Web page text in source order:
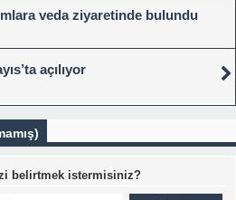
veda ziyaretinde bulundu
açılıyor
belirtmek istermisiniz?